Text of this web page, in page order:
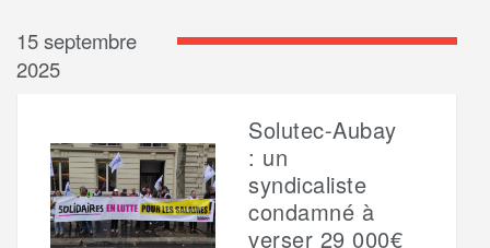
15 septembre
2025
Solutec-Aubay
: un
syndicaliste
condamné à
verser 29 000€